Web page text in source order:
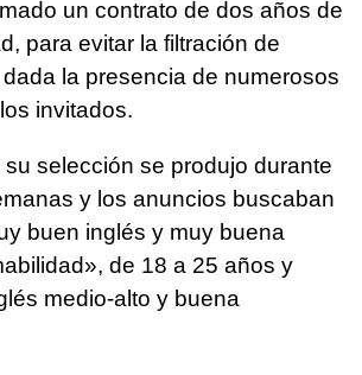
un contrato de dos años de
para evitar la filtración de
la presencia de numerosos
invitados.
selección se produjo durante
y los anuncios buscaban
buen inglés y muy buena
de 18 a 25 años y
medio-alto y buena